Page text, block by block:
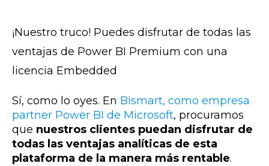
¡Nuestro truco! Puedes disfrutar de todas las
ventajas de Power BI Premium con una
licencia Embedded
Sí, como lo oyes. En Bismart, como empresa
partner Power BI de Microsoft, procuramos
que nuestros clientes puedan disfrutar de
todas las ventajas analíticas de esta
plataforma de la manera más rentable.